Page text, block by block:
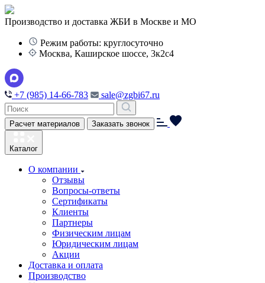
Производство и доставка ЖБИ в Москве и МО
Режим работы: круглосуточно
Москва, Каширское шоссе, 3к2с4
+7 (985) 14-66-783 sale@zgbi67.ru
Расчет материалов Заказать звонок
Каталог
О компании
Отзывы
Вопросы-ответы
Сертификаты
Клиенты
Партнеры
Физическим лицам
Юридическим лицам
Акции
Доставка и оплата
Производство